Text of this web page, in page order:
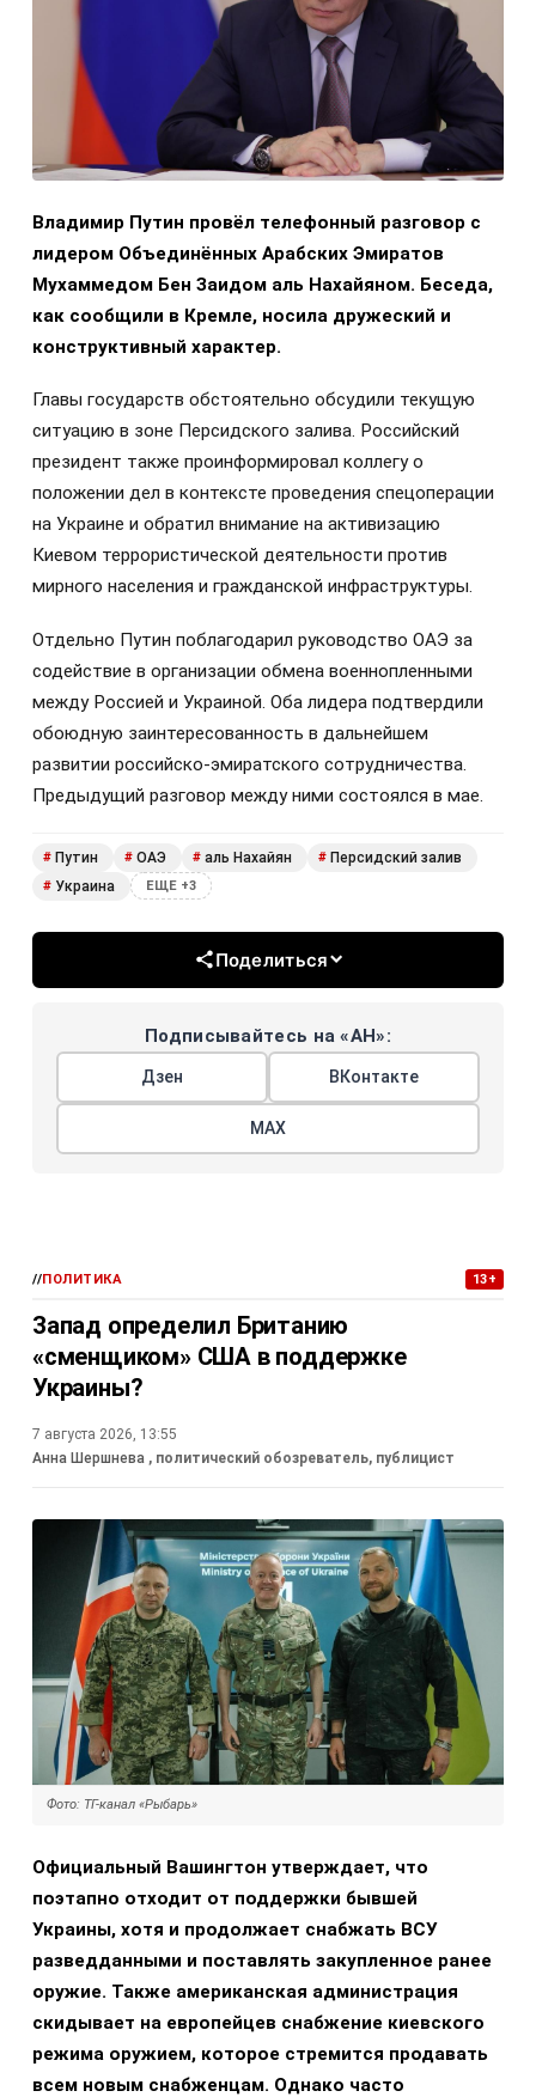
Владимир Путин провёл телефонный разговор с
лидером Объединённых Арабских Эмиратов
Мухаммедом Бен Заидом аль Нахайяном. Беседа,
как сообщили в Кремле, носила дружеский и
конструктивный характер.
Главы государств обстоятельно обсудили текущую
ситуацию в зоне Персидского залива. Российский
президент также проинформировал коллегу о
положении дел в контексте проведения спецоперации
на Украине и обратил внимание на активизацию
Киевом террористической деятельности против
мирного населения и гражданской инфраструктуры.
Отдельно Путин поблагодарил руководство ОАЭ за
содействие в организации обмена военнопленными
между Россией и Украиной. Оба лидера подтвердили
обоюдную заинтересованность в дальнейшем
развитии российско-эмиратского сотрудничества.
Предыдущий разговор между ними состоялся в мае.
# Путин # ОАЭ # аль Нахайян # Персидский залив
# Украина ЕЩЕ +3
Поделиться
Подписывайтесь на «АН»:
Дзен ВКонтакте
МАХ
//ПОЛИТИКА 13+
Запад определил Британию
«сменщиком» США в поддержке
Украины?
7 августа 2026, 13:55
Анна Шершнева , политический обозреватель, публицист
Фото: ТГ-канал «Рыбарь»
Официальный Вашингтон утверждает, что
поэтапно отходит от поддержки бывшей
Украины, хотя и продолжает снабжать ВСУ
разведданными и поставлять закупленное ранее
оружие. Также американская администрация
скидывает на европейцев снабжение киевского
режима оружием, которое стремится продавать
всем новым снабженцам. Однако часто